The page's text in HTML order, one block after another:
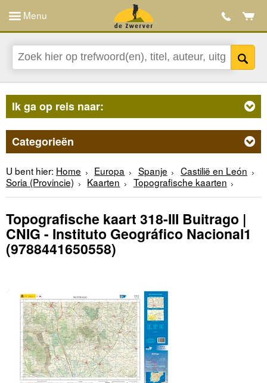
Menu
Ik ga op reis naar:
Categorieën
U bent hier: Home Europa Spanje
Castilië en León
Soria (Provincie)
Kaarten Topografische kaarten
Topografische kaart 318-III Buitrago |
CNIG - Instituto Geográfico Nacional1
(9788441650558)